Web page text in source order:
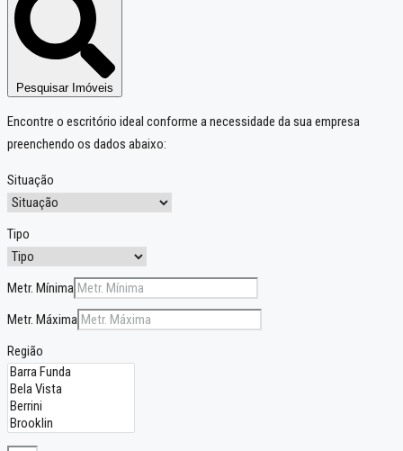
Pesquisar Imóveis
Encontre o escritório ideal conforme a necessidade da sua empresa
preenchendo os dados abaixo:
Situação
Tipo
Metr. Mínima
Metr. Máxima
Região